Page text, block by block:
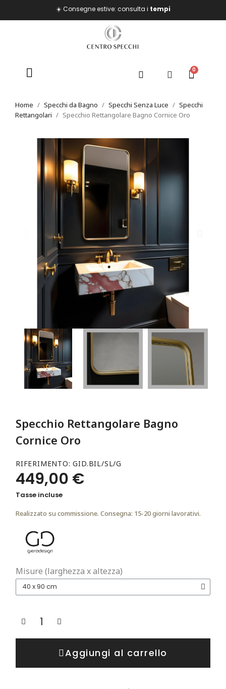
☀️ Consegne estive: consulta i tempi
Home Specchi da Bagno Specchi Senza Luce
Specchi
Rettangolari
Specchio Rettangolare Bagno Cornice Oro
Specchio Rettangolare Bagno
Cornice Oro
RIFERIMENTO GID.BIL/SL/G
449,00 €
Tasse incluse
Realizzato su commissione. Consegna: 15-20 giorni lavorativi.
Misure (larghezza x altezza)
Aggiungi al carrello